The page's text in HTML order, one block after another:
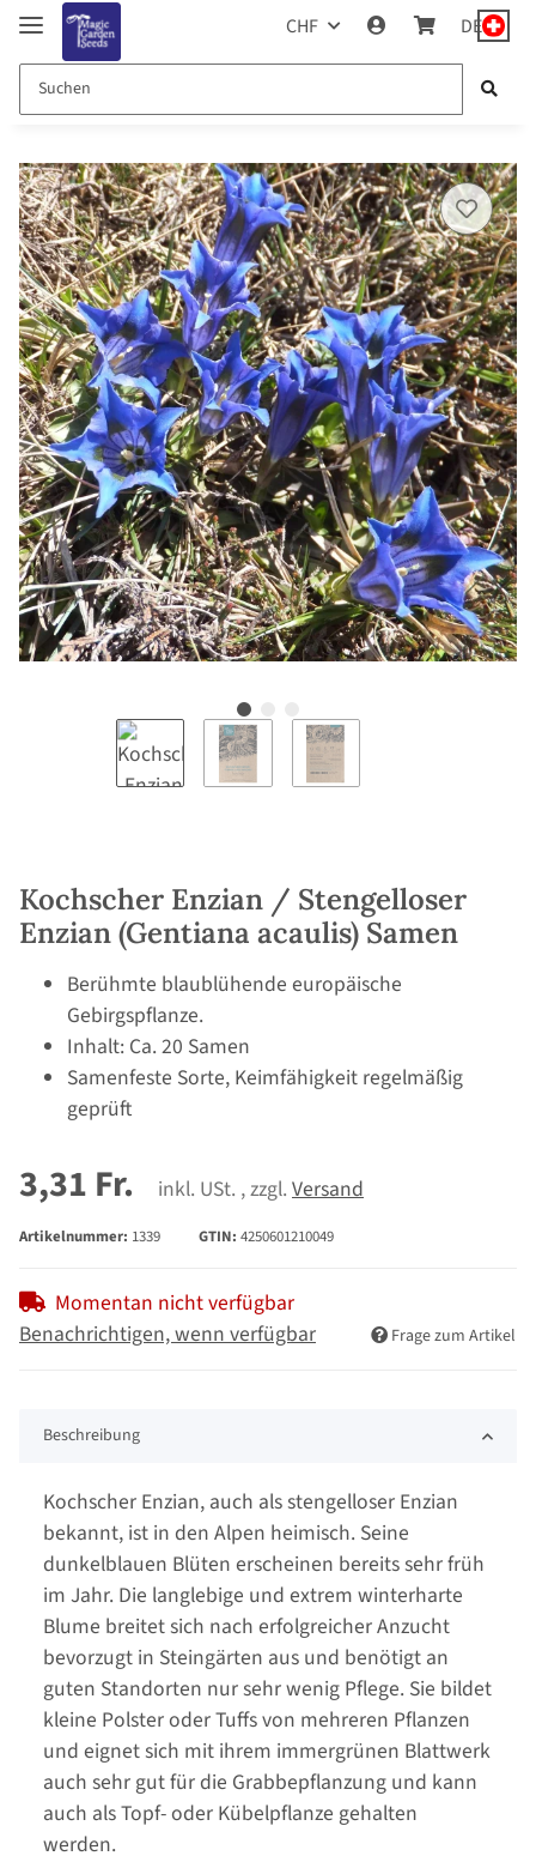
CHF DE
Kochscher Enzian / Stengelloser
Enzian (Gentiana acaulis) Samen
Berühmte blaublühende europäische
Gebirgspflanze.
Inhalt: Ca. 20 Samen
Samenfeste Sorte, Keimfähigkeit regelmäßig
geprüft
3,31 Fr. inkl. USt. , zzgl. Versand
Artikelnummer: 1339 GTIN: 4250601210049
Momentan nicht verfügbar
Benachrichtigen, wenn verfügbar
Frage zum Artikel
Beschreibung
Kochscher Enzian, auch als stengelloser Enzian
bekannt, ist in den Alpen heimisch. Seine
dunkelblauen Blüten erscheinen bereits sehr früh
im Jahr. Die langlebige und extrem winterharte
Blume breitet sich nach erfolgreicher Anzucht
bevorzugt in Steingärten aus und benötigt an
guten Standorten nur sehr wenig Pflege. Sie bildet
kleine Polster oder Tuffs von mehreren Pflanzen
und eignet sich mit ihrem immergrünen Blattwerk
auch sehr gut für die Grabbepflanzung und kann
auch als Topf- oder Kübelpflanze gehalten
werden.